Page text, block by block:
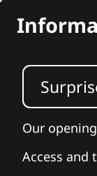
Our
Access and